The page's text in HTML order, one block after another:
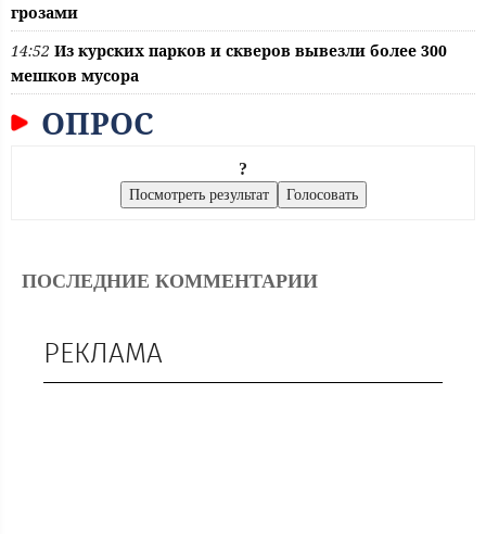
грозами
14:52 Из курских парков и скверов вывезли более 300
мешков мусора
ОПРОС
?
ПОСЛЕДНИЕ КОММЕНТАРИИ
РЕКЛАМА